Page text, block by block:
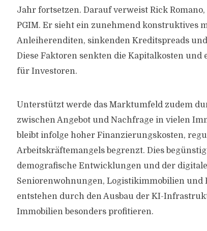
Jahr fortsetzen. Darauf verweist Rick
PGIM. Er sieht ein zunehmend konstruktives
Anleiherenditen, sinkenden Kreditspreads
Diese Faktoren senkten die Kapitalkosten
für Investoren.
Unterstützt werde das Marktumfeld zudem
zwischen Angebot und Nachfrage in vielen
bleibt infolge hoher Finanzierungskosten,
Arbeitskräftemangels begrenzt. Dies
demografische Entwicklungen und der
Seniorenwohnungen, Logistikimmobilien und
entstehen durch den Ausbau der KI-
Immobilien besonders profitieren.